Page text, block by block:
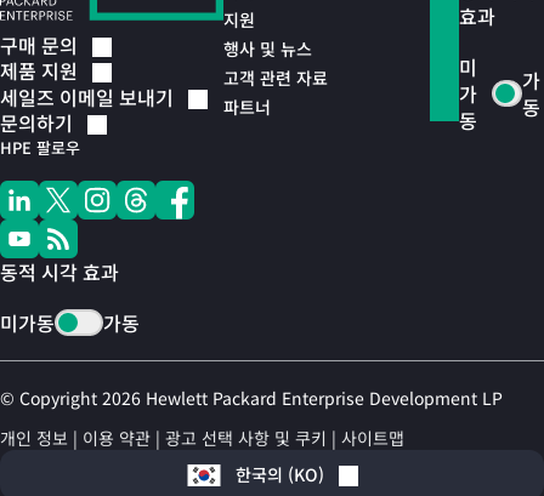
구매 문의
제품 지원
세일즈 이메일 보내기
문의하기
HPE 팔로우
동적 시각 효과
미가동
가동
지원
행사 및 뉴스
고객 관련 자료
파트너
효과
미
가
동
가
동
© Copyright 2026 Hewlett Packard Enterprise Development LP
개인 정보
이용 약관 광고 선택 사항 및 쿠키
사이트맵
한국의 (KO)